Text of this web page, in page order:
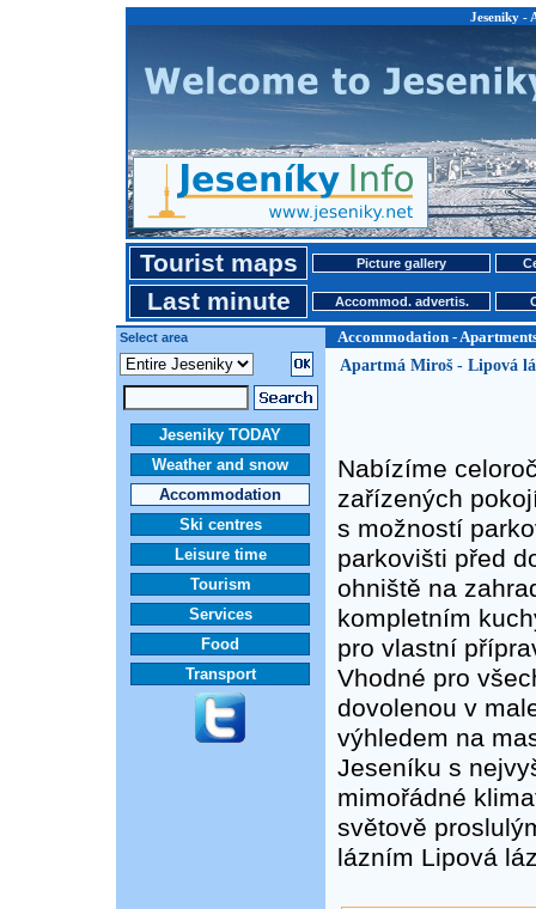
Jeseniky -
Tourist maps Picture gallery
Last minute Accommod. advertis.
Select area Accommodation -
Jeseniky TODAY
Weather and snow
Accommodation
Ski centres
Leisure time
Tourism
Services
Food
Transport
Apartmá Miroš - Lipová
Nabízíme
zařízených
s možností
parkovišti před
ohniště na
kompletním
pro vlastní
Vhodné pro
dovolenou v
výhledem na
Jeseníku s
mimořádné
světově
lázním Lipová